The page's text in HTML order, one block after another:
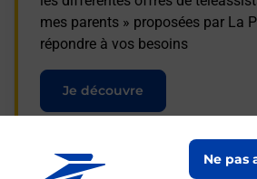
Ne pas
mes parents » proposées par La
répondre à vos besoins
Je découvre